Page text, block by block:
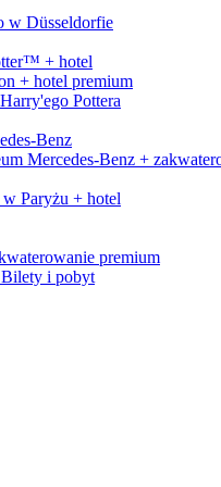
w Düsseldorfie
+ hotel
+ hotel premium
Pottera
Benz
Mercedes-Benz +
Paryżu + hotel
premium
i pobyt